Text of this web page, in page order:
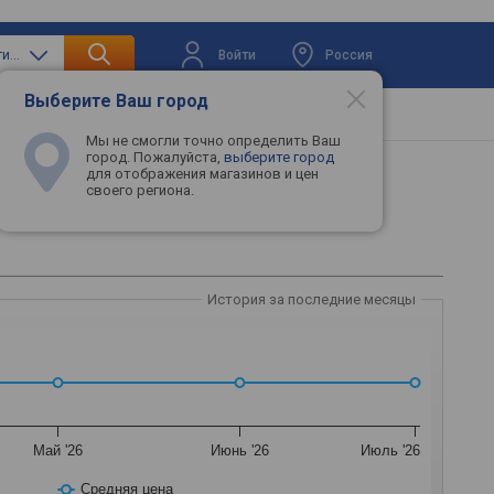
только воздухоочистители Войти Россия
Выберите Ваш город
Мы не смогли точно определить Ваш
город. Пожалуйста, выберите город
для отображения магазинов и цен
своего региона.
техника Телевизоры
История за последние месяцы
Средняя цена
Май '26 Июнь '26 Июль '26